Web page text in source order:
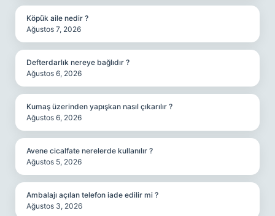
Köpük aile nedir ?
Ağustos 7, 2026
Defterdarlık nereye bağlıdır ?
Ağustos 6, 2026
Kumaş üzerinden yapışkan nasıl çıkarılır ?
Ağustos 6, 2026
Avene cicalfate nerelerde kullanılır ?
Ağustos 5, 2026
Ambalajı açılan telefon iade edilir mi ?
Ağustos 3, 2026